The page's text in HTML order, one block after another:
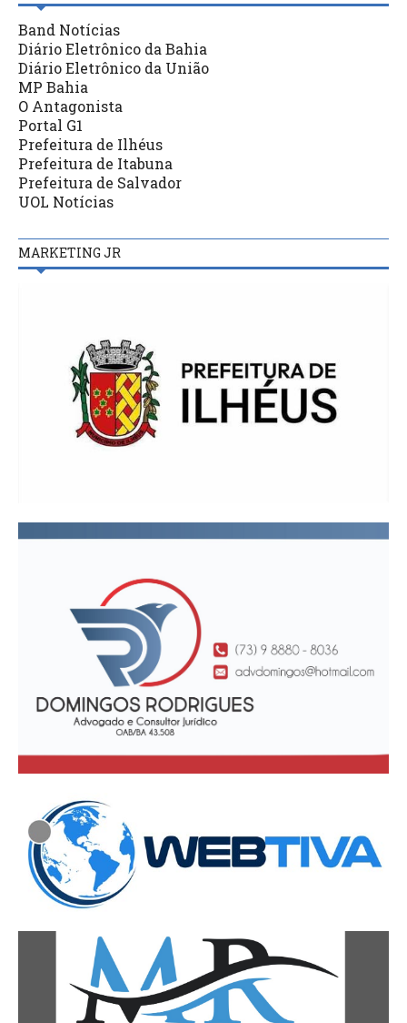
Band Notícias
Diário Eletrônico da Bahia
Diário Eletrônico da União
MP Bahia
O Antagonista
Portal G1
Prefeitura de Ilhéus
Prefeitura de Itabuna
Prefeitura de Salvador
UOL Notícias
MARKETING JR